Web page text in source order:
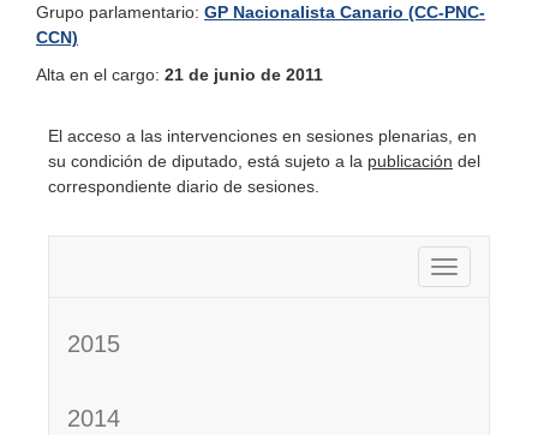
Grupo parlamentario: GP Nacionalista Canario (CC-PNC-
CCN)
Alta en el cargo: 21 de junio de 2011
El acceso a las intervenciones en sesiones plenarias, en
su condición de diputado, está sujeto a la publicación del
correspondiente diario de sesiones.
Activar
2015
2014